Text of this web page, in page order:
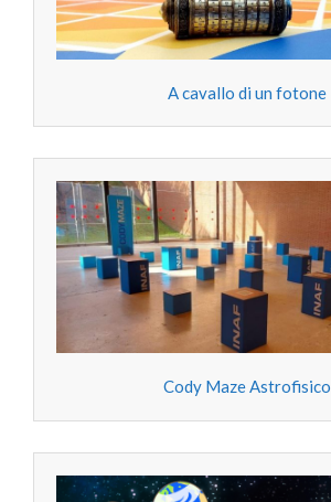
A cavallo di un fotone
Cody Maze Astrofisico